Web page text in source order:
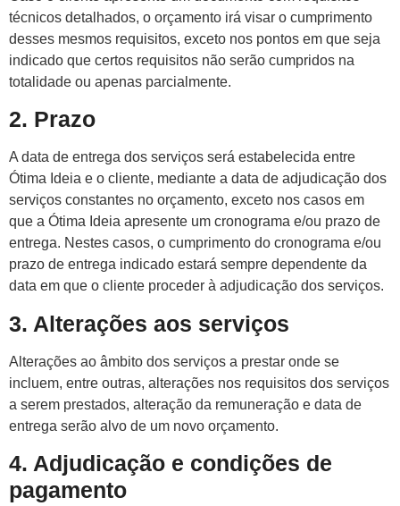
técnicos detalhados, o orçamento irá visar o cumprimento
desses mesmos requisitos, exceto nos pontos em que seja
indicado que certos requisitos não serão cumpridos na
totalidade ou apenas parcialmente.
2. Prazo
A data de entrega dos serviços será estabelecida entre
Ótima Ideia e o cliente, mediante a data de adjudicação dos
serviços constantes no orçamento, exceto nos casos em
que a Ótima Ideia apresente um cronograma e/ou prazo de
entrega. Nestes casos, o cumprimento do cronograma e/ou
prazo de entrega indicado estará sempre dependente da
data em que o cliente proceder à adjudicação dos serviços.
3. Alterações aos serviços
Alterações ao âmbito dos serviços a prestar onde se
incluem, entre outras, alterações nos requisitos dos serviços
a serem prestados, alteração da remuneração e data de
entrega serão alvo de um novo orçamento.
4. Adjudicação e condições de
pagamento